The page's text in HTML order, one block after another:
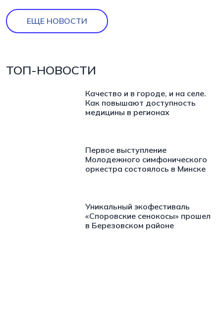
ЕЩЕ НОВОСТИ
ТОП-НОВОСТИ
Качество и в городе, и на селе.
Как повышают доступность
медицины в регионах
Первое выступление
Молодежного симфонического
оркестра состоялось в Минске
Уникальный экофестиваль
«Споровские сенокосы» прошел
в Березовском районе